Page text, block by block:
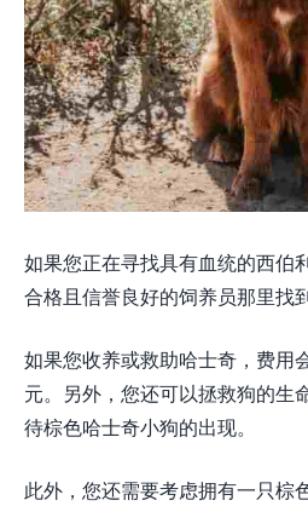
如果您正在寻找具有血统的西伯
合格且信誉良好的饲养员那里找
如果您收养或救助哈士奇，费用
元。另外，您还可以拯救狗的生
待棕色哈士奇小狗的出现。
此外，您还需要考虑拥有一只棕